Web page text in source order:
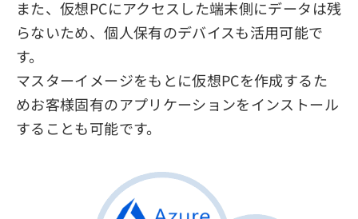
また、仮想PCにアクセスした端末側にデータは残
らないため、個人保有のデバイスも活用可能で
す。
マスターイメージをもとに仮想PCを作成するた
めお客様固有のアプリケーションをインストール
することも可能です。